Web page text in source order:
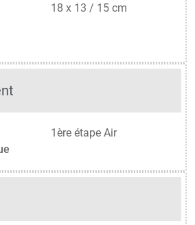
18 x 13 / 15 cm
1ère étape Air